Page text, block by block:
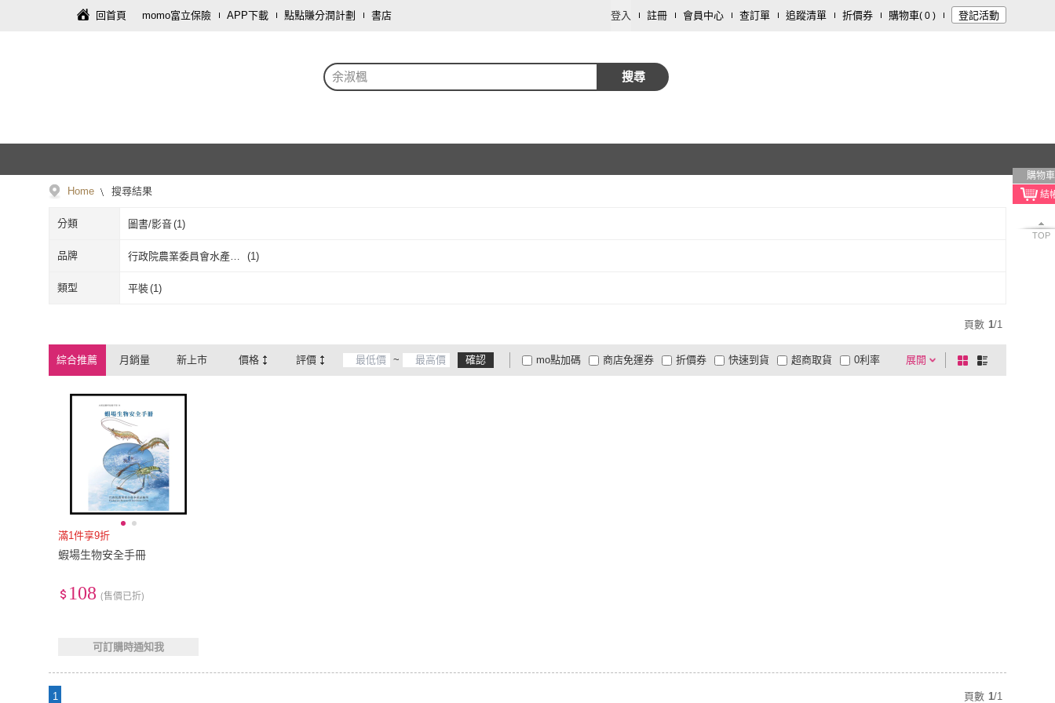
回首頁 momo富立保險 APP下載 點點賺分潤計劃 書店 登入 註冊 會員中心 查訂單 追蹤清單 折價券 購物車( 0 ) 登記活動
余淑楓 搜尋
購物車
TOP
Home 搜尋結果
分類 圖書/影音(1)
品牌
行政院農業委員會水產試
(1)
行政院農業委員會水產
類型 平裝(1)
頁數 1/1
綜合推薦 月銷量 新上市 價格 評價 ~ 確認 展開
折價券
有影片
商品有量 電視購物
mo點加碼 快速到貨 超商取貨
大家電安心配
大家電快配
商店免運券 0利率
棋
盤
列
滿1件享9折
蝦場生物安全手冊
108 (售價已折)
可訂購時通知我
1 頁數 1/1